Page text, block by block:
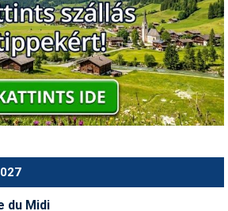
du Midi